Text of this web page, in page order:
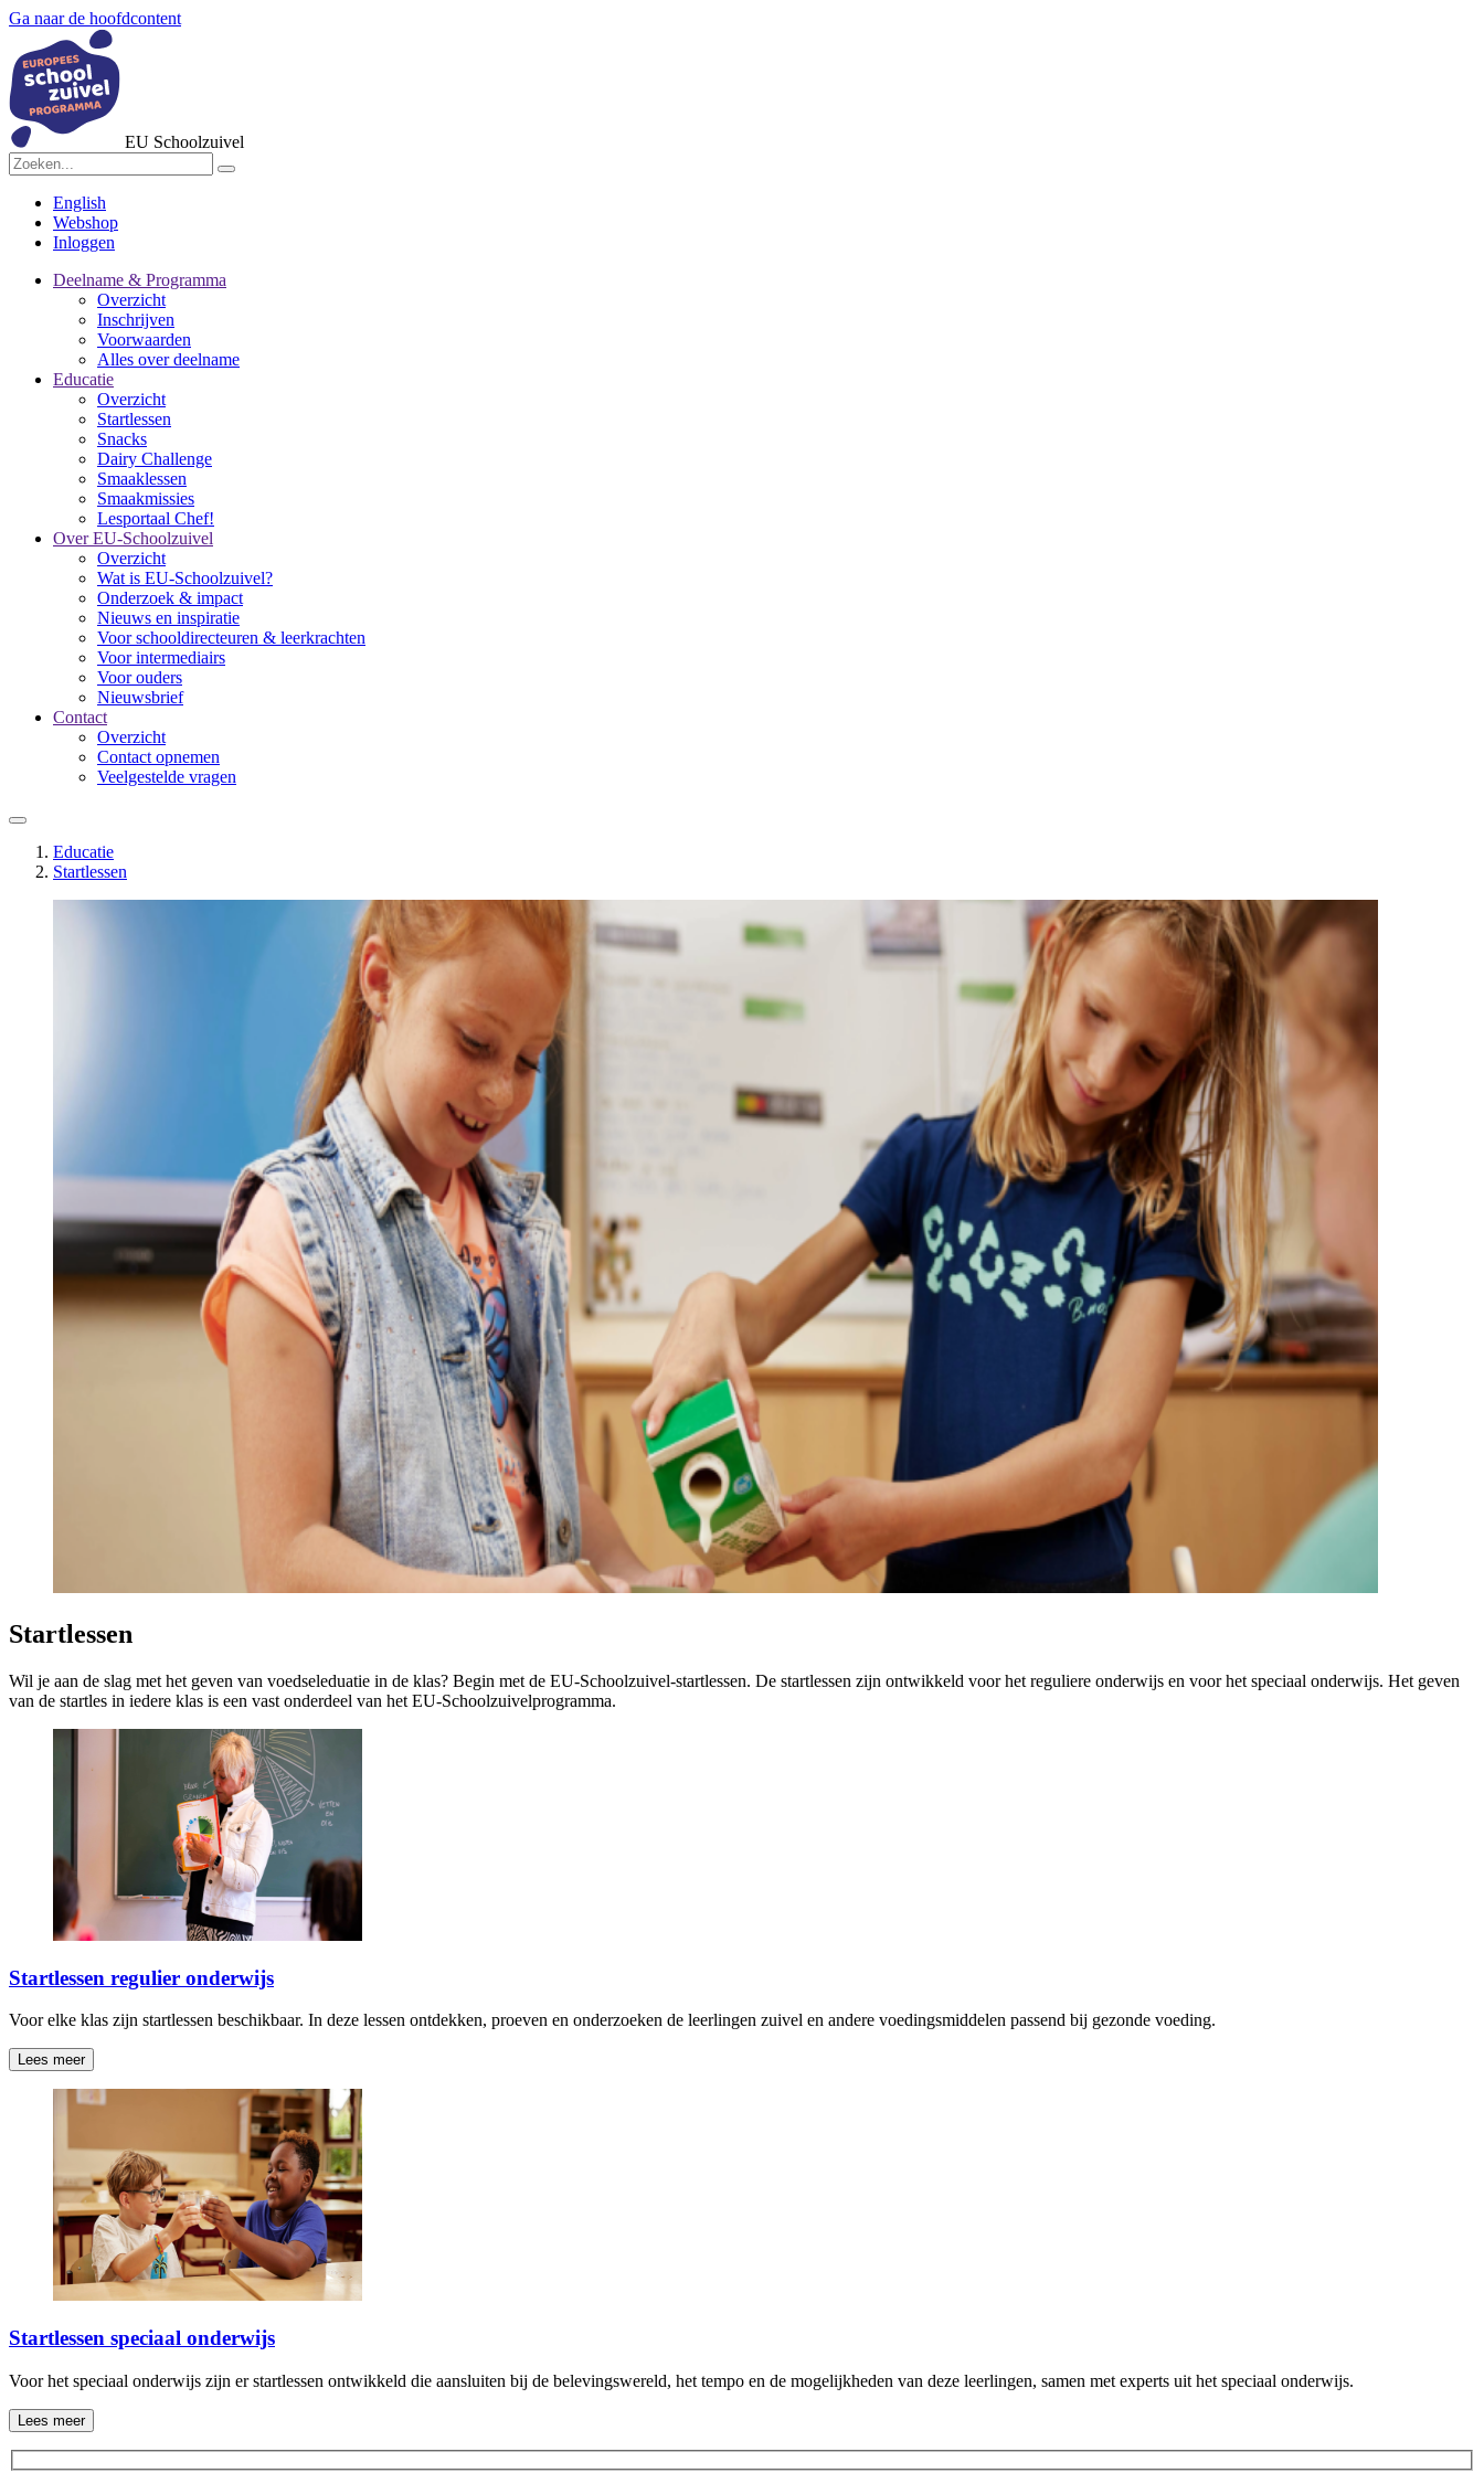
Ga naar de hoofdcontent
EU Schoolzuivel
English
Webshop
Inloggen
Deelname & Programma
Overzicht
Inschrijven
Voorwaarden
Alles over deelname
Educatie
Overzicht
Startlessen
Snacks
Dairy Challenge
Smaaklessen
Smaakmissies
Lesportaal Chef!
Over EU-Schoolzuivel
Overzicht
Wat is EU-Schoolzuivel?
Onderzoek & impact
Nieuws en inspiratie
Voor schooldirecteuren & leerkrachten
Voor intermediairs
Voor ouders
Nieuwsbrief
Contact
Overzicht
Contact opnemen
Veelgestelde vragen
Educatie
Startlessen
Startlessen
Wil je aan de slag met het geven van voedseleduatie in de klas? Begin met de EU-Schoolzuivel-startlessen. De startlessen zijn ontwikkeld voor het reguliere onderwijs en voor het speciaal onderwijs. Het geven
van de startles in iedere klas is een vast onderdeel van het EU-Schoolzuivelprogramma.
Startlessen regulier onderwijs
Voor elke klas zijn startlessen beschikbaar. In deze lessen ontdekken, proeven en onderzoeken de leerlingen zuivel en andere voedingsmiddelen passend bij gezonde voeding.
Lees meer
Startlessen speciaal onderwijs
Voor het speciaal onderwijs zijn er startlessen ontwikkeld die aansluiten bij de belevingswereld, het tempo en de mogelijkheden van deze leerlingen, samen met experts uit het speciaal onderwijs.
Lees meer